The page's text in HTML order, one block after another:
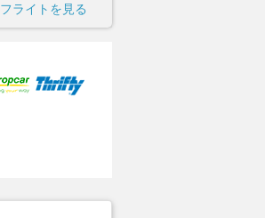
フライトを見る